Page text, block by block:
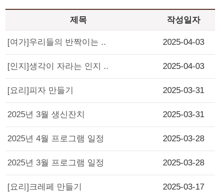
제목 작성일자
[여가]우리들의 반짝이는 .. 2025-04-03
[인지]생각이 자라는 인지 .. 2025-04-03
[요리]피자 만들기 2025-03-31
2025년 3월 생신잔치 2025-03-31
2025년 4월 프로그램 일정 2025-03-28
2025년 3월 프로그램 일정 2025-03-28
[요리]크레페 만들기 2025-03-17